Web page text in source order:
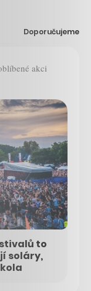
Doporučujeme
akci
to
soláry,